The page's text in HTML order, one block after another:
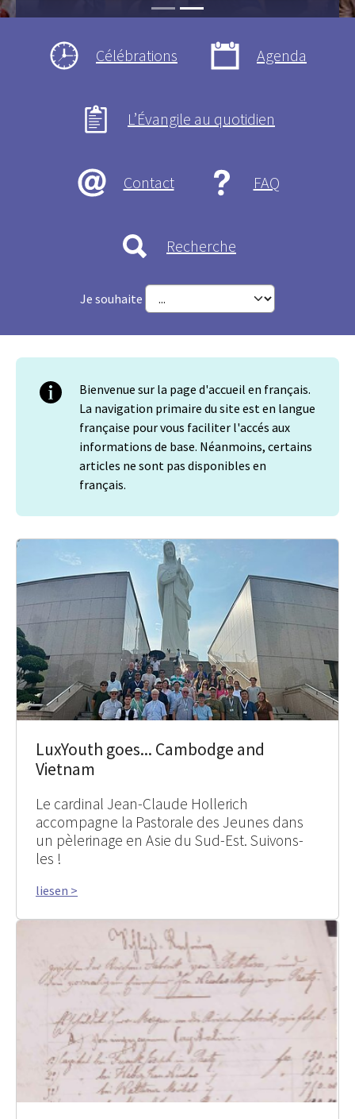
Célébrations Agenda
L’Évangile au quotidien
Contact FAQ
Recherche
Je souhaite
Bienvenue sur la page d'accueil en français.
La navigation primaire du site est en langue
française pour vous faciliter l'accés aux
informations de base. Néanmoins, certains
articles ne sont pas disponibles en
français.
LuxYouth goes... Cambodge and
Vietnam
Le cardinal Jean-Claude Hollerich
accompagne la Pastorale des Jeunes dans
un pèlerinage en Asie du Sud-Est. Suivons-
les !
liesen >